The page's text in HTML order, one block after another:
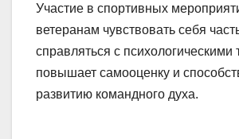
Участие в спортивных
ветеранам чувствовать себя
справляться с психологическими
повышает самооценку и
развитию командного духа.